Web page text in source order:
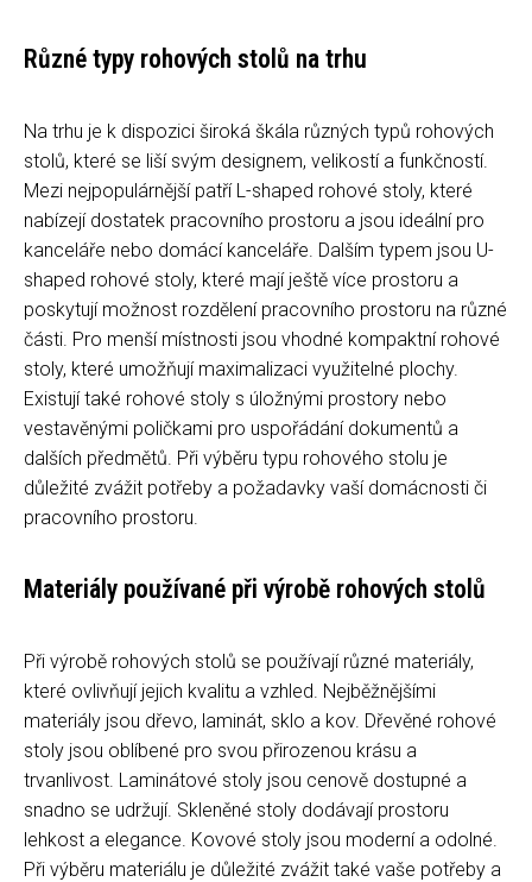
Různé typy rohových stolů na trhu
Na trhu je k dispozici široká škála různých typů rohových
stolů, které se liší svým designem, velikostí a funkčností.
Mezi nejpopulárnější patří L-shaped rohové stoly, které
nabízejí dostatek pracovního prostoru a jsou ideální pro
kanceláře nebo domácí kanceláře. Dalším typem jsou U-
shaped rohové stoly, které mají ještě více prostoru a
poskytují možnost rozdělení pracovního prostoru na různé
části. Pro menší místnosti jsou vhodné kompaktní rohové
stoly, které umožňují maximalizaci využitelné plochy.
Existují také rohové stoly s úložnými prostory nebo
vestavěnými poličkami pro uspořádání dokumentů a
dalších předmětů. Při výběru typu rohového stolu je
důležité zvážit potřeby a požadavky vaší domácnosti či
pracovního prostoru.
Materiály používané při výrobě rohových stolů
Při výrobě rohových stolů se používají různé materiály,
které ovlivňují jejich kvalitu a vzhled. Nejběžnějšími
materiály jsou dřevo, laminát, sklo a kov. Dřevěné rohové
stoly jsou oblíbené pro svou přirozenou krásu a
trvanlivost. Laminátové stoly jsou cenově dostupné a
snadno se udržují. Skleněné stoly dodávají prostoru
lehkost a elegance. Kovové stoly jsou moderní a odolné.
Při výběru materiálu je důležité zvážit také vaše potřeby a